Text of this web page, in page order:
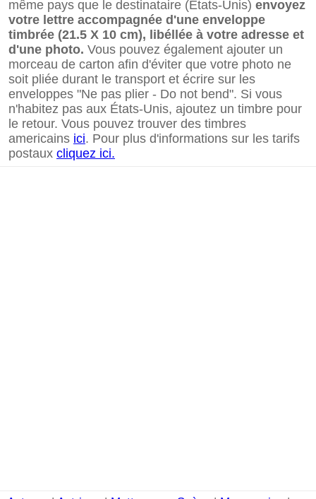
même pays que le destinataire (États-Unis) envoyez
votre lettre accompagnée d'une enveloppe
timbrée (21.5 X 10 cm), libéllée à votre adresse et
d'une photo. Vous pouvez également ajouter un
morceau de carton afin d'éviter que votre photo ne
soit pliée durant le transport et écrire sur les
enveloppes "Ne pas plier - Do not bend". Si vous
n'habitez pas aux États-Unis, ajoutez un timbre pour
le retour. Vous pouvez trouver des timbres
americains ici. Pour plus d'informations sur les tarifs
postaux cliquez ici.